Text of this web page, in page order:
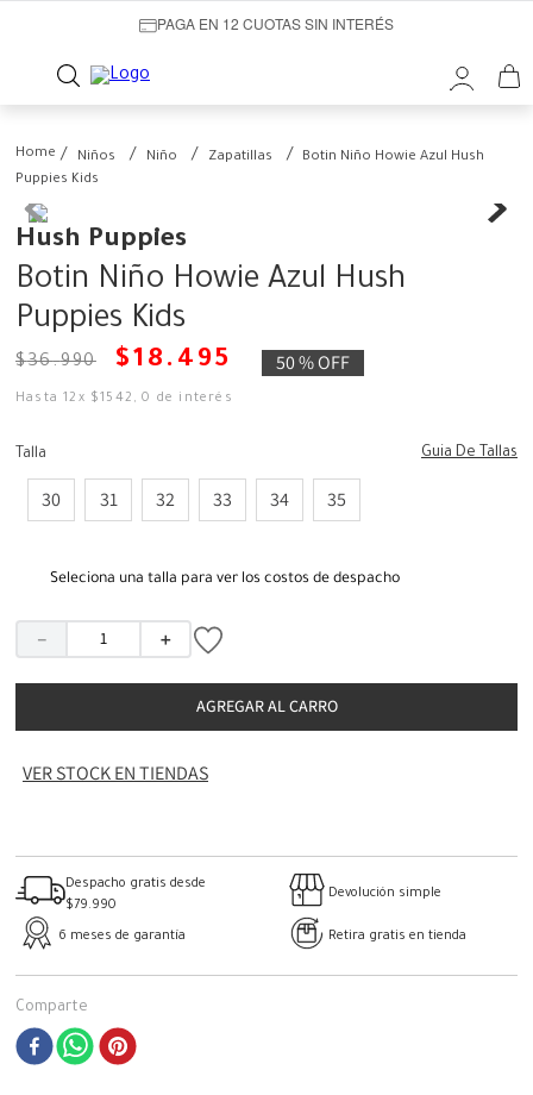
PAGA EN 12 CUOTAS SIN INTERÉS
Niños Niño Zapatillas
Botin Niño Howie Azul Hush
Puppies Kids
Hush Puppies
Botin Niño Howie Azul Hush
Puppies Kids
$36.990 $18 . 495 50 %OFF
Hasta12 x $1542 ,0 de interés
Talla Guia De Tallas
30 31 32 33 34 35
Seleciona una talla para ver los costos de despacho
＋
－
AGREGAR AL CARRO
VER STOCK EN TIENDAS
Despacho gratis desde
$79.990
Devolución simple
6 meses de garantía Retira gratis en tienda
Comparte